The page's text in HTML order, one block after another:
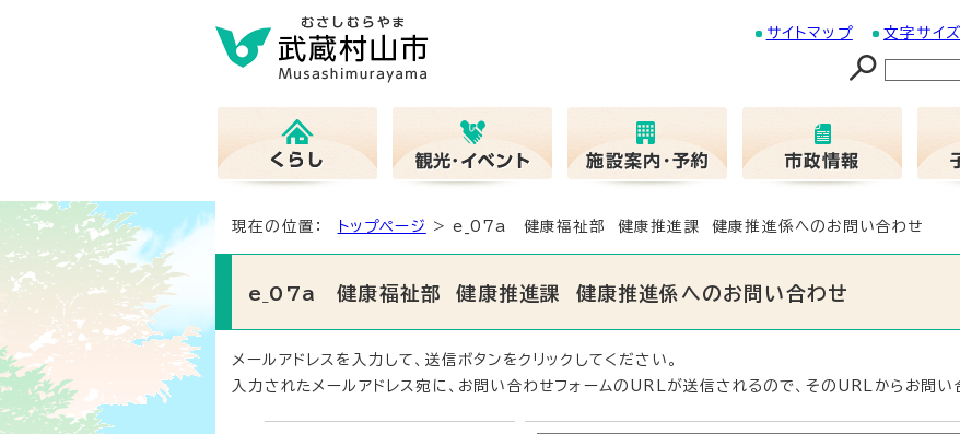
サイトマップ 文字サイ
現在の位置： トップページ > e_07a 健康福祉部 健康推進課 健康推進係へのお問い合わせ
e_07a 健康福祉部 健康推進課 健康推進係へのお問い合わせ
メールアドレスを入力して、送信ボタンをクリックしてください。
入力されたメールアドレス宛に、お問い合わせフォームのURLが送信されるので、そのURLからお問い